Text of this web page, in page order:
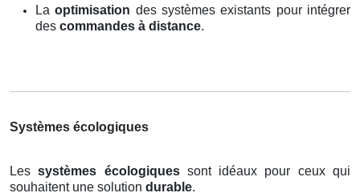
Laoptimisation des systèmes existants pour intégrer
des commandes à distance.
Systèmes écologiques
Lessystèmes écologiquessont idéaux pour ceux qui
souhaitent une solution durable.